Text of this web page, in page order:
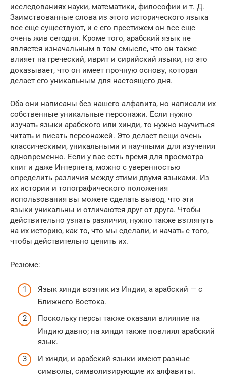
исследованиях науки, математики, философии и т. Д.
Заимствованные слова из этого исторического языка
все еще существуют, и с его престижем он все еще
очень жив сегодня. Кроме того, арабский язык не
является изначальным в том смысле, что он также
влияет на греческий, иврит и сирийский языки, но это
доказывает, что он имеет прочную основу, которая
делает его уникальным для настоящего дня.
Оба они написаны без нашего алфавита, но написали их
собственные уникальные персонажи. Если нужно
изучать языки арабского или хинди, то нужно научиться
читать и писать персонажей. Это делает вещи очень
классическими, уникальными и научными для изучения
одновременно. Если у вас есть время для просмотра
книг и даже Интернета, можно с уверенностью
определить различия между этими двумя языками. Из
их истории и топографического положения
использования вы можете сделать вывод, что эти
языки уникальны и отличаются друг от друга. Чтобы
действительно узнать различия, нужно также взглянуть
на их историю, как то, что мы сделали, и начать с того,
чтобы действительно ценить их.
Резюме:
Язык хинди возник из Индии, а арабский — с
Ближнего Востока.
Поскольку персы также оказали влияние на
Индию давно; на хинди также повлиял арабский
язык.
И хинди, и арабский языки имеют разные
символы, символизирующие их алфавиты.